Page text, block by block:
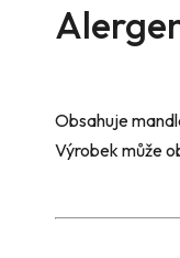
Obsahuje
Výrobek může